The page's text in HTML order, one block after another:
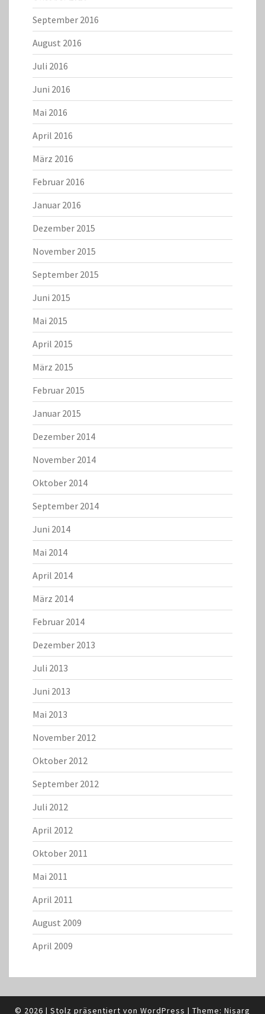
September 2016
August 2016
Juli 2016
Juni 2016
Mai 2016
April 2016
März 2016
Februar 2016
Januar 2016
Dezember 2015
November 2015
September 2015
Juni 2015
Mai 2015
April 2015
März 2015
Februar 2015
Januar 2015
Dezember 2014
November 2014
Oktober 2014
September 2014
Juni 2014
Mai 2014
April 2014
März 2014
Februar 2014
Dezember 2013
Juli 2013
Juni 2013
Mai 2013
November 2012
Oktober 2012
September 2012
Juli 2012
April 2012
Oktober 2011
Mai 2011
April 2011
August 2009
April 2009
© 2026 | Stolz präsentiert von WordPress | Theme: Nisarg